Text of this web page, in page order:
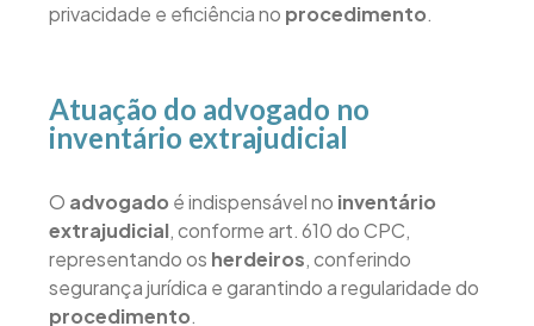
privacidade e eficiência no procedimento.
Atuação do advogado no
inventário extrajudicial
O advogado é indispensável no inventário
extrajudicial, conforme art. 610 do CPC,
representando os herdeiros, conferindo
segurança jurídica e garantindo a regularidade do
procedimento.